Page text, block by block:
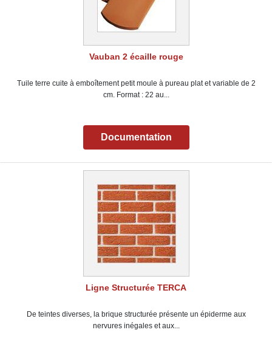
Vauban 2 écaille rouge
Tuile terre cuite à emboîtement petit moule à pureau plat et variable de 2
cm. Format : 22 au...
Documentation
Ligne Structurée TERCA
De teintes diverses, la brique structurée présente un épiderme aux
nervures inégales et aux...